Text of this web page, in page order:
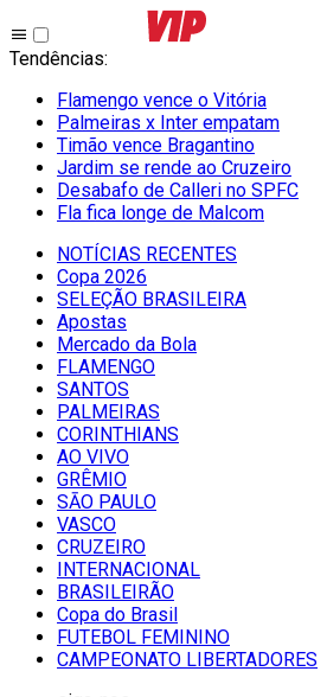
Tendências:
Flamengo vence o Vitória
Palmeiras x Inter empatam
Timão vence Bragantino
Jardim se rende ao Cruzeiro
Desabafo de Calleri no SPFC
Fla fica longe de Malcom
NOTÍCIAS RECENTES
Copa 2026
SELEÇÃO BRASILEIRA
Apostas
Mercado da Bola
FLAMENGO
SANTOS
PALMEIRAS
CORINTHIANS
AO VIVO
GRÊMIO
SĀO PAULO
VASCO
CRUZEIRO
INTERNACIONAL
BRASILEIRÃO
Copa do Brasil
FUTEBOL FEMININO
CAMPEONATO LIBERTADORES